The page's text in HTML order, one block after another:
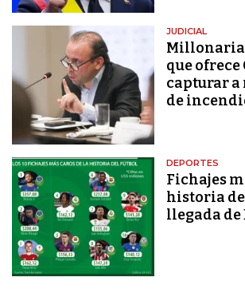
JUDICIAL
Millonaria
que ofrece
capturar a
de
DEPORTES
Fichajes
historia
llegada